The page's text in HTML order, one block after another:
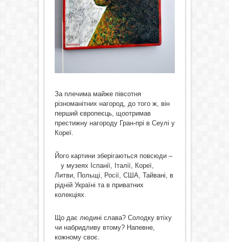
За плечима майже півсотня
різноманітних нагород, до того ж, він
перший європеєць, щоотримав
престижну нагороду Гран-прі в Сеулі у
Кореї.
Його картини зберігаються повсюди –
у музеях Іспанії, Італії, Кореї,
Литви, Польщі, Росії, США, Тайвані, в
рідній Україні та в приватних
колекціях.
Що дає людині слава? Солодку втіху
чи набридливу втому? Напевне,
кожному своє.